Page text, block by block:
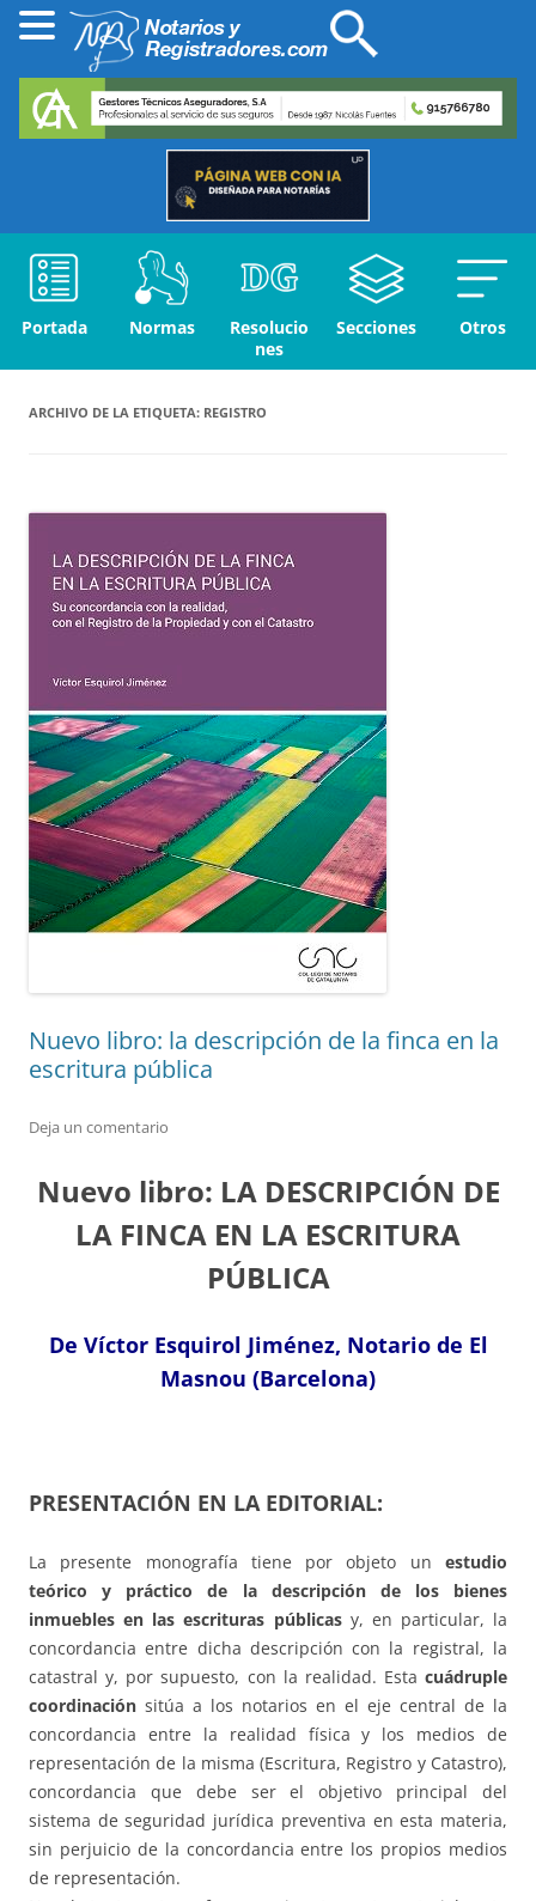
Portada Normas
Resolucio
nes
Secciones Otros
ARCHIVO DE LA ETIQUETA: REGISTRO
Nuevo libro: la descripción de la finca en la
escritura pública
Deja un comentario
Nuevo libro: LA DESCRIPCIÓN DE
LA FINCA EN LA ESCRITURA
PÚBLICA
De Víctor Esquirol Jiménez, Notario de El
Masnou (Barcelona)
PRESENTACIÓN EN LA EDITORIAL:
La presente monografía tiene por objeto un estudio
teórico y práctico de la descripción de los bienes
inmuebles en las escrituras públicasy, en particular, la
concordancia entre dicha descripción con la registral, la
catastral y, por supuesto, con la realidad. Esta cuádruple
coordinación sitúa a los notarios en el eje central de la
concordancia entre la realidad física y los medios de
representación de la misma (Escritura, Registro y Catastro),
concordancia que debe ser el objetivo principal del
sistema de seguridad jurídica preventiva en esta materia,
sin perjuicio de la concordancia entre los propios medios
de representación.